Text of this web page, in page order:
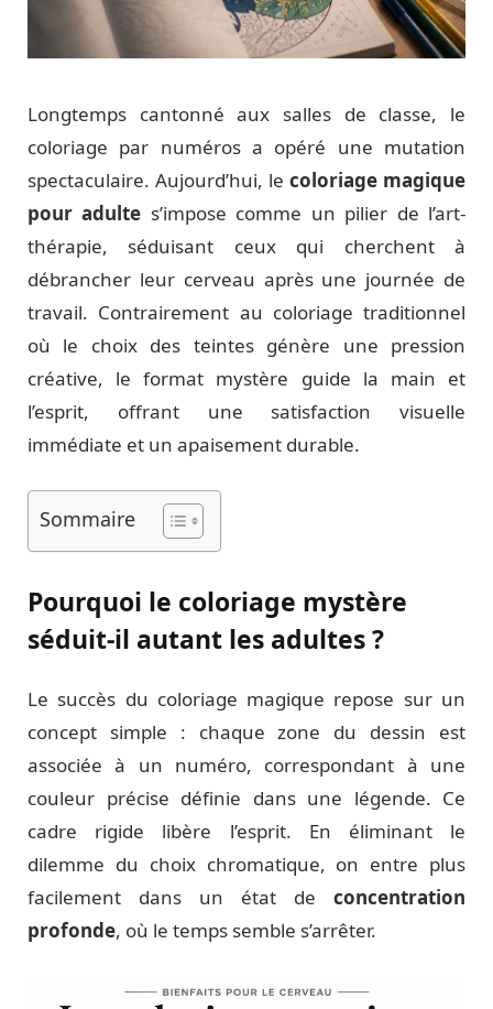
Longtemps cantonné aux salles de classe, le
coloriage par numéros a opéré une mutation
spectaculaire. Aujourd’hui, le coloriage magique
pour adulte s’impose comme un pilier de l’art-
thérapie, séduisant ceux qui cherchent à
débrancher leur cerveau après une journée de
travail. Contrairement au coloriage traditionnel
où le choix des teintes génère une pression
créative, le format mystère guide la main et
l’esprit, offrant une satisfaction visuelle
immédiate et un apaisement durable.
Sommaire
Pourquoi le coloriage mystère
séduit-il autant les adultes ?
Le succès du coloriage magique repose sur un
concept simple : chaque zone du dessin est
associée à un numéro, correspondant à une
couleur précise définie dans une légende. Ce
cadre rigide libère l’esprit. En éliminant le
dilemme du choix chromatique, on entre plus
facilement dans un état de concentration
profonde, où le temps semble s’arrêter.